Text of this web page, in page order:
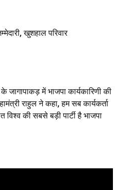
खुशहाल परिवार
के जागापाकड़ में भाजपा कार्यकारिणी की
राहुल ने कहा, हम सब कार्यकर्ता
विश्व की सबसे बड़ी पार्टी है भाजपा